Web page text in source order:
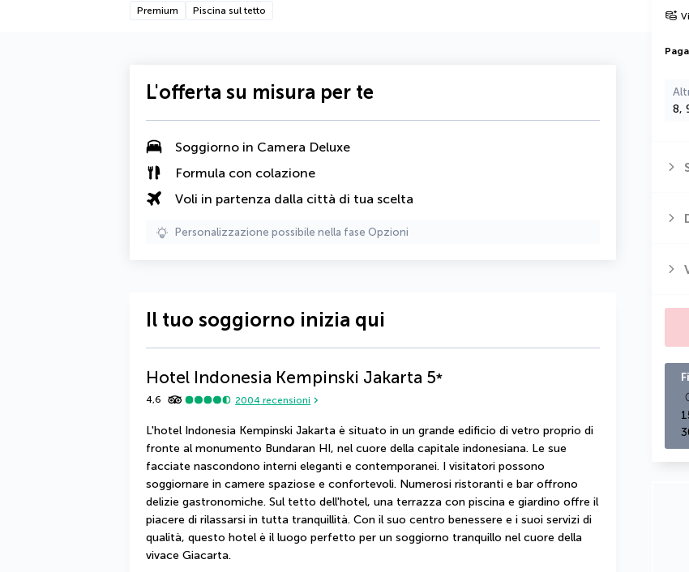
Premium Piscina sul tetto
8,
L'offerta su misura per te
Soggiorno in Camera Deluxe
Formula con colazione
Voli in partenza dalla città di tua scelta
Personalizzazione possibile nella fase Opzioni
Il tuo soggiorno inizia qui
Hotel Indonesia Kempinski Jakarta 5*
4,6 2004 recensioni
L'hotel Indonesia Kempinski Jakarta è situato in un grande edificio di vetro proprio di
fronte al monumento Bundaran HI, nel cuore della capitale indonesiana. Le sue
facciate nascondono interni eleganti e contemporanei. I visitatori possono
soggiornare in camere spaziose e confortevoli. Numerosi ristoranti e bar offrono
delizie gastronomiche. Sul tetto dell'hotel, una terrazza con piscina e giardino offre il
piacere di rilassarsi in tutta tranquillità. Con il suo centro benessere e i suoi servizi di
qualità, questo hotel è il luogo perfetto per un soggiorno tranquillo nel cuore della
vivace Giacarta.